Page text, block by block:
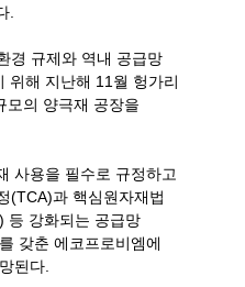
경 규제와 역내 공급망
위해 지난해 11 월 헝가리
모의 양극재 공장을
사용을 필수로 규정하고
(TCA)과 핵심원자재법
등 강화되는 공급망
갖춘 에코프로비엠에
된다